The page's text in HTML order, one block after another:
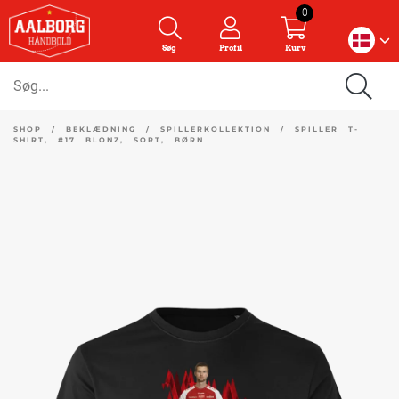
Søg Profil Kurv
0
SHOP / BEKLÆDNING / SPILLERKOLLEKTION / SPILLER T-
SHIRT, #17 BLONZ, SORT, BØRN